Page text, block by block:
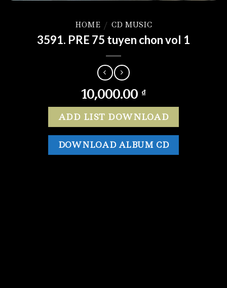
HOME / CD MUSIC
3591. PRE 75 tuyen chon vol 1
10,000.00 ₫
ADD LIST DOWNLOAD
DOWNLOAD ALBUM CD